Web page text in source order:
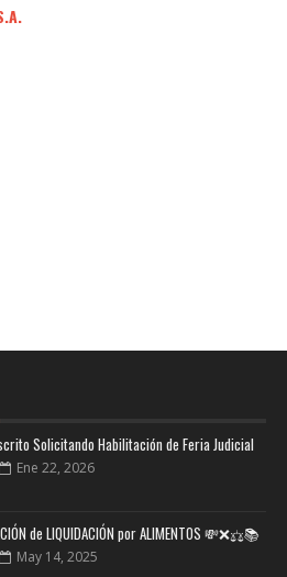
Solicitando Habilitación de Feria Judicial
Ene 22, 2026
de LIQUIDACIÓN por ALIMENTOS 💸❌⚖️📚
May 14, 2025